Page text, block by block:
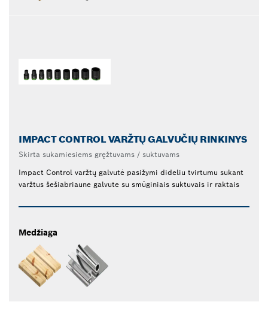
IMPACT CONTROL VARŽTŲ GALVUČIŲ RINKINYS
Skirta sukamiesiems gręžtuvams / suktuvams
Impact Control varžtų galvutė pasižymi dideliu tvirtumu sukant
varžtus šešiabriaune galvute su smūginiais suktuvais ir raktais
Medžiaga